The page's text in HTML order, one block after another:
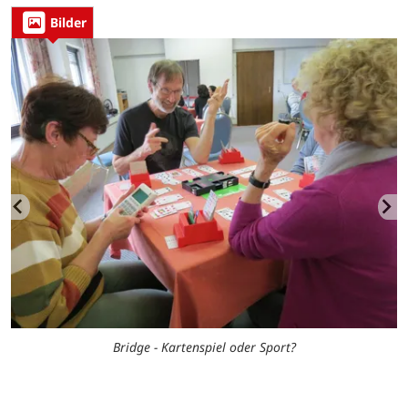
Bilder
Bridge - Kartenspiel oder Sport?